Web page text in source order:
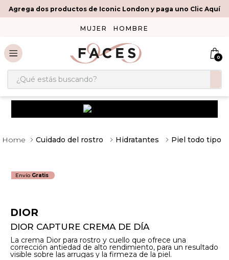
Agrega dos productos de Iconic London y paga uno Clic Aquí
MUJER HOMBRE
0
¿Qué estás buscando?
Cuidado del rostro Hidratantes Piel todo tipo
Envío Gratis
DIOR
DIOR CAPTURE CREMA DE DÍA
La crema Dior para rostro y cuello que ofrece una
corrección antiedad de alto rendimiento, para un resultado
visible sobre las arrugas y la firmeza de la piel.